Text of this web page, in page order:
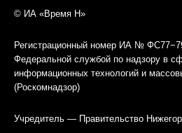
© ИА «Время Н»
Регистрационный номер ИА №
Федеральной службой по надзору в
информационных технологий и
(Роскомнадзор)
Учредитель — Правительство